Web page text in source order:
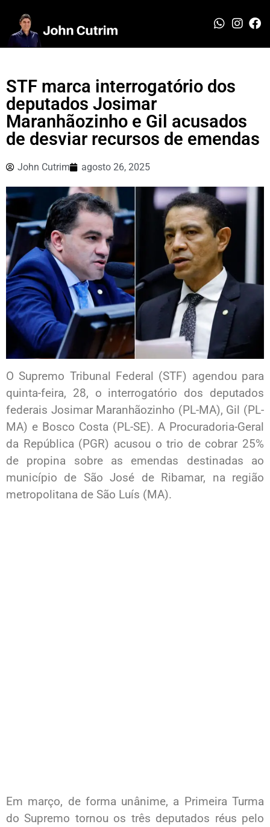
STF marca interrogatório dos
deputados Josimar
Maranhãozinho e Gil acusados
de desviar recursos de emendas
John Cutrim agosto 26, 2025
O Supremo Tribunal Federal (STF) agendou para
quinta-feira, 28, o interrogatório dos deputados
federais Josimar Maranhãozinho (PL-MA), Gil (PL-
MA) e Bosco Costa (PL-SE). A Procuradoria-Geral
da República (PGR) acusou o trio de cobrar 25%
de propina sobre as emendas destinadas ao
município de São José de Ribamar, na região
metropolitana de São Luís (MA).
Em março, de forma unânime, a Primeira Turma
do Supremo tornou os três deputados réus pelo